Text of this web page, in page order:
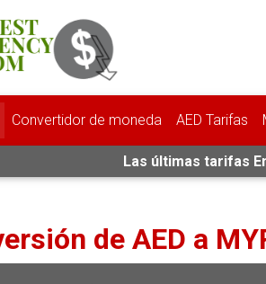
Convertidor de moneda AED Tarifas
Las últimas tarifas
de AED a